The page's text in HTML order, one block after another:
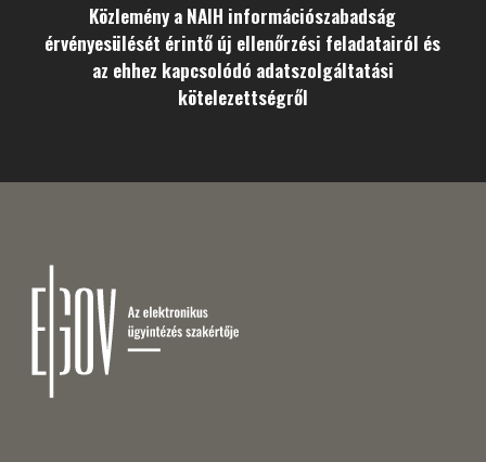
Közlemény a NAIH információszabadság
érvényesülését érintő új ellenőrzési feladatairól és
az ehhez kapcsolódó adatszolgáltatási
kötelezettségről